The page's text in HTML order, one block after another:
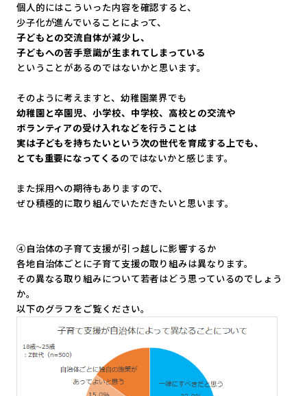
個人的にはこういった内容を確認すると、
少子化が進んでいることによって、
子どもとの交流自体が減少し、
子どもへの苦手意識が生まれてしまっている
ということがあるのではないかと思います。
そのように考えますと、幼稚園業界でも
幼稚園と卒園児、小学校、中学校、高校との交流や
ボランティアの受け入れなどを行うことは
実は子どもを持ちたいという次の世代を育成する上でも、
とても重要になってくるのではないかと感じます。
また採用への期待もありますので、
ぜひ積極的に取り組んでいただきたいと思います。
④自治体の子育て支援が引っ越しに影響するか
各地自治体ごとに子育て支援の取り組みは異なります。
その異なる取り組みについて若者はどう思っているのでしょう
か。
以下のグラフをご覧ください。